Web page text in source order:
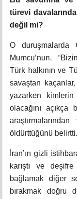
türevi
değil mi?
O duruşmalarda
Mumcu’nun,
Türk halkının ve
savaştan
yazarken
olacağını açıkça
öldürttüğünü belirtti.
İran’ın gizli
karıştı ve
bağlamak diğer
bırakmak doğru